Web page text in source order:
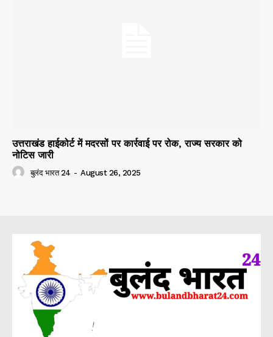
उत्तराखंड हाईकोर्ट में मदरसों पर कार्रवाई पर रोक, राज्य सरकार को
नोटिस जारी
बुलंद भारत 24 - August 26, 2025